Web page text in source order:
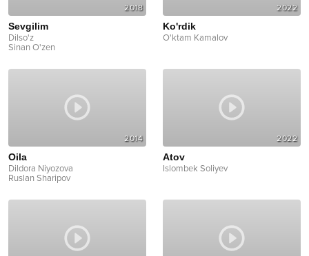
2018
Sevgilim
Dilso'z
Sinan O'zen
2022
Ko'rdik
O'ktam Kamalov
2014
Oila
Dildora Niyozova
Ruslan Sharipov
2022
Atov
Islombek Soliyev